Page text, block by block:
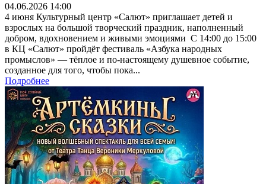
04.06.2026 14:00
4 июня Культурный центр «Салют» приглашает детей и
взрослых на большой творческий праздник, наполненный
добром, вдохновением и живыми эмоциями С 14:00 до 15:00
в КЦ «Салют» пройдёт фестиваль «Азбука народных
промыслов» — тёплое и по-настоящему душевное событие,
созданное для того, чтобы пока...
Подробнее